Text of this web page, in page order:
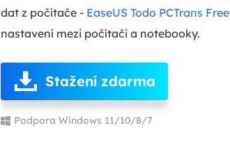
dat z počítače - EaseUS Todo PCTrans Free
nastavení mezi počítači a notebooky.
Stažení zdarma
Podpora Windows 11/10/8/7